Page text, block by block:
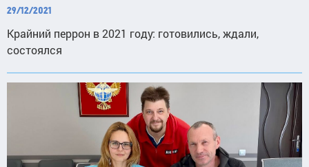
29/12/2021
Крайний перрон в 2021 году: готовились, ждали,
состоялся